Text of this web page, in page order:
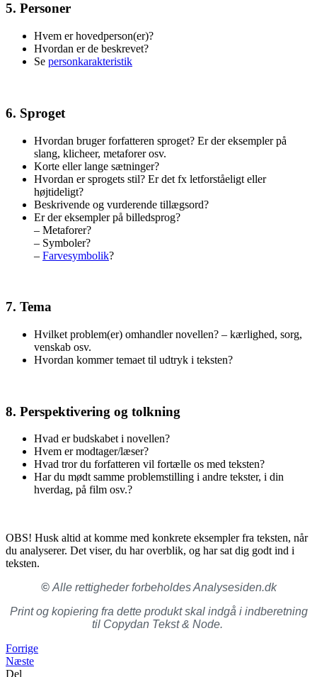
5. Personer
Hvem er hovedperson(er)?
Hvordan er de beskrevet?
Se personkarakteristik
6. Sproget
Hvordan bruger forfatteren sproget? Er der eksempler på
slang, klicheer, metaforer osv.
Korte eller lange sætninger?
Hvordan er sprogets stil? Er det fx letforståeligt eller
højtideligt?
Beskrivende og vurderende tillægsord?
Er der eksempler på billedsprog?
– Metaforer?
– Symboler?
– Farvesymbolik?
7. Tema
Hvilket problem(er) omhandler novellen? – kærlighed, sorg,
venskab osv.
Hvordan kommer temaet til udtryk i teksten?
8. Perspektivering og tolkning
Hvad er budskabet i novellen?
Hvem er modtager/læser?
Hvad tror du forfatteren vil fortælle os med teksten?
Har du mødt samme problemstilling i andre tekster, i din
hverdag, på film osv.?
OBS! Husk altid at komme med konkrete eksempler fra teksten, når
du analyserer. Det viser, du har overblik, og har sat dig godt ind i
teksten.
©Alle rettigheder forbeholdes Analysesiden.dk
Print og kopiering fra dette produkt skal indgå i indberetning
til Copydan Tekst & Node.
Forrige
Næste
Del